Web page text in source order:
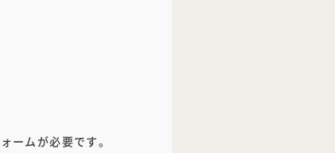
ームが必要です。